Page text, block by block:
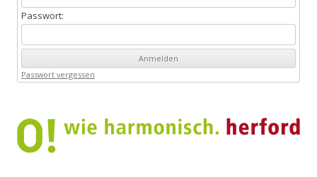
Passwort:
Passwort vergessen